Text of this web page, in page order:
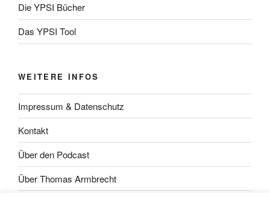
Die YPSI Bücher
Das YPSI Tool
WEITERE INFOS
Impressum & Datenschutz
Kontakt
Über den Podcast
Über Thomas Armbrecht